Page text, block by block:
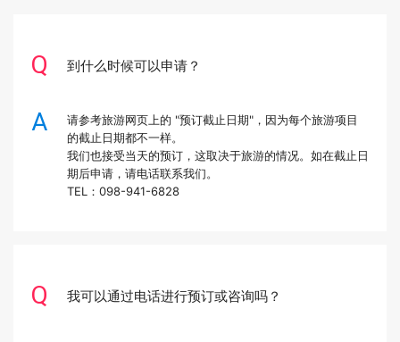
到什么时候可以申请？
请参考旅游网页上的 "预订截止日期"，因为每个旅游项目
的截止日期都不一样。
我们也接受当天的预订，这取决于旅游的情况。如在截止日
期后申请，请电话联系我们。
TEL：098-941-6828
我可以通过电话进行预订或咨询吗？